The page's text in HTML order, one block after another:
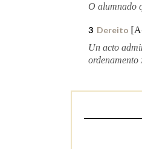
OUTRAS
Marcas
O alumnado
3 Dereito
Un acto
ordenamento